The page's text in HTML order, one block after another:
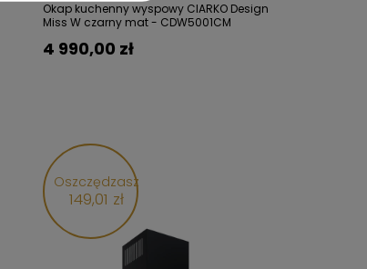
Okap kuchenny wyspowy CIARKO Design
Miss W czarny mat - CDW5001CM
4 990,00 zł
Oszczędzasz
149,01 zł